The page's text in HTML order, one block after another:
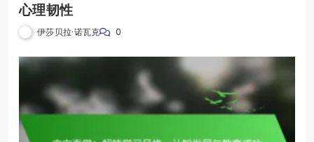
心理韧性
伊莎贝拉·诺瓦克 0